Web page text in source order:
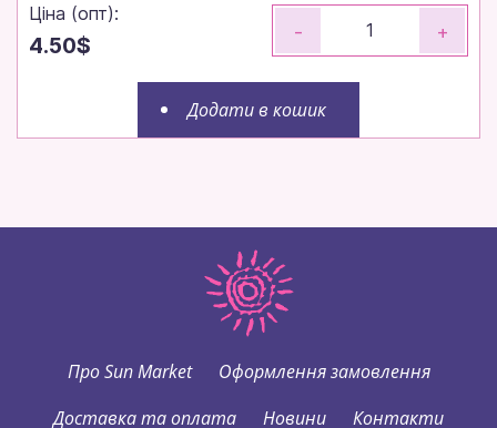
Ціна (опт):
4.50$
- +
Додати в кошик
Про Sun Market
Оформлення замовлення
Доставка та оплата
Новини Контакти